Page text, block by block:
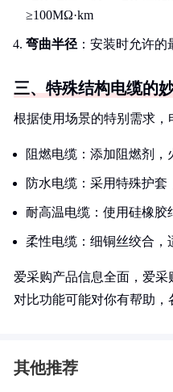
≥100MΩ·km
弯曲半径 ：安装时允许
三、特殊结构电缆的
根据使用场景的特别需求，
阻燃电缆：添加阻燃剂，
防水电缆：采用特殊护套
耐高温电缆：使用硅橡
柔性电缆：细铜丝绞合，
爱采购产品信息全面，爱
对比功能可能对你有帮助，
其他推荐